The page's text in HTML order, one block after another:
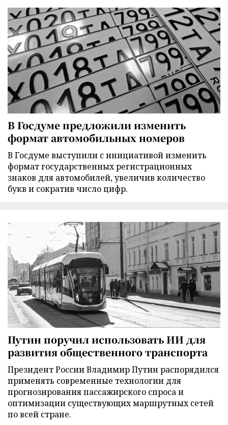
В Госдуме предложили изменить
формат автомобильных номеров
В Госдуме выступили с инициативой изменить
формат государственных регистрационных
знаков для автомобилей, увеличив количество
букв и сократив число цифр.
Путин поручил использовать ИИ для
развития общественного транспорта
Президент России Владимир Путин распорядился
применять современные технологии для
прогнозирования пассажирского спроса и
оптимизации существующих маршрутных сетей
по всей стране.